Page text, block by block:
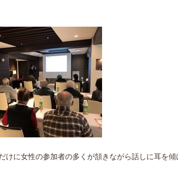
けに女性の参加者の多くが頷きながら話しに耳を